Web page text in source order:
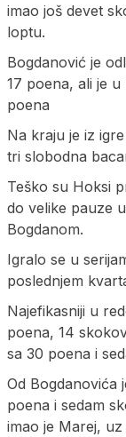
imao još devet
loptu.
Bogdanović je
17 poena, ali je
poena
Na kraju je iz
tri slobodna
Teško su Hoksi
do velike pauze
Bogdanom.
Igralo se u
poslednjem
Najefikasniji u
poena, 14
sa 30 poena i
Od Bogdanovića
poena i sedam
imao je Marej, uz